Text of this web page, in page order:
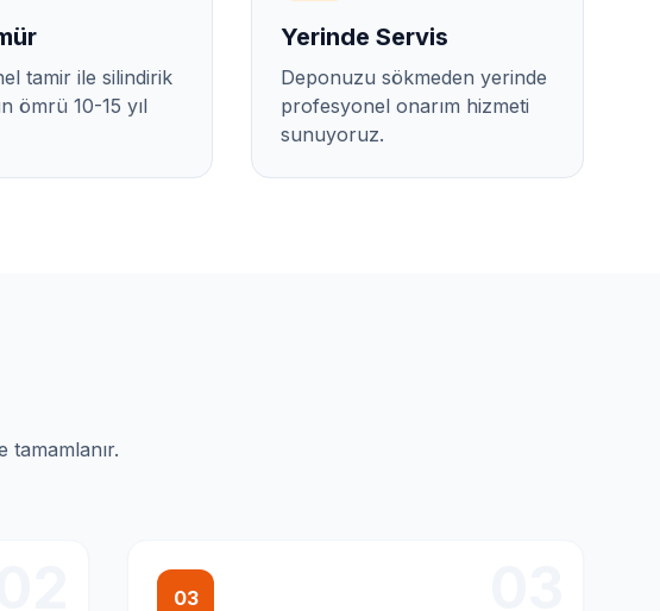
tamir ile silindirik
ömrü 10-15 yıl
Yerinde Servis
Deponuzu sökmeden yerinde
profesyonel onarım hizmeti
sunuyoruz.
tamamlanır.
03